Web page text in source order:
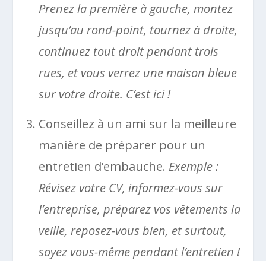
Prenez la première à gauche, montez
jusqu’au rond-point, tournez à droite,
continuez tout droit pendant trois
rues, et vous verrez une maison bleue
sur votre droite. C’est ici !
Conseillez à un ami sur la meilleure
manière de préparer pour un
entretien d’embauche. Exemple :
Révisez votre CV, informez-vous sur
l’entreprise, préparez vos vêtements la
veille, reposez-vous bien, et surtout,
soyez vous-même pendant l’entretien !